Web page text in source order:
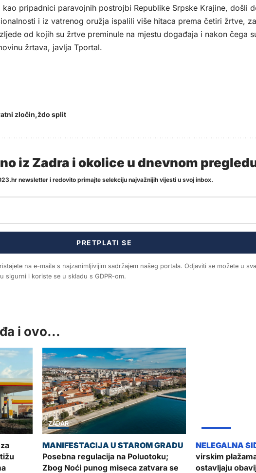
kao pripadnici paravojnih postrojbi Republike Srpske Krajine, došli
i iz vatrenog oružja ispalili više hitaca prema četiri žrtve,
od kojih su žrtve preminule na mjestu događaja i nakon čega
žrtava, javlja Tportal.
zločin ždo split
iz Zadra i okolice u dnevnom
newsletter i redovito primajte selekciju najvažnijih vijesti u svoj inbox.
PRETPLATI SE
na e-maila s najzanimljivijim sadržajem našeg portala. Odjaviti se možete u
sigurni i koriste se u skladu s GDPR-om.
i ovo...
ZADAR
Posebna regulacija na Poluotoku;
Zbog Noći punog miseca zatvara se
virskim
ostavljaju